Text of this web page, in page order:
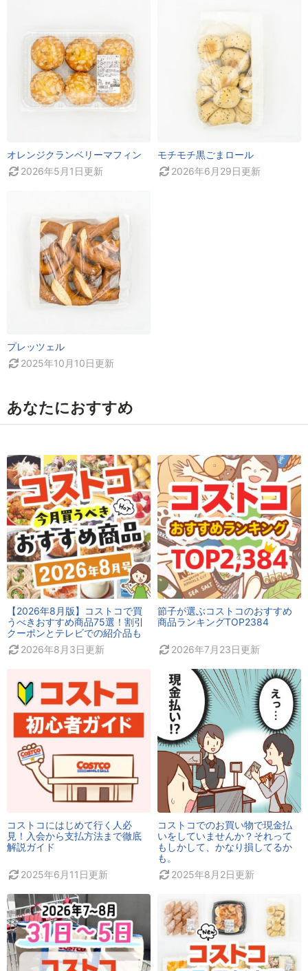
オレンジクランベリーマフィン
2026年5月1日更新
モチモチ黒ごまロール
2026年6月29日更新
プレッツェル
2025年10月10日更新
あなたにおすすめ
【2026年8月版】コストコで買
うべきおすすめ商品75選！割引
クーポンとテレビでの紹介品も
2026年8月3日更新
節子が選ぶコストコのおすすめ
商品ランキングTOP2384
2026年7月23日更新
コストコにはじめて行く人必
見！入会から支払方法まで徹底
解説ガイド
2025年6月11日更新
コストコでのお買い物で現金払
いをしていませんか？それって
もしかして、かなり損してるか
も。
2025年8月2日更新